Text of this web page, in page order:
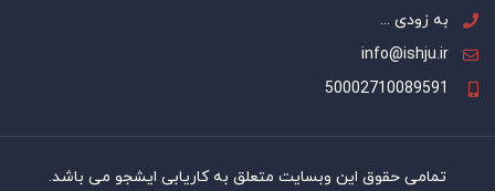
به زودی ...
info@ishju.ir
50002710089591
تمامی حقوق این وبسایت متعلق به کاریابی ایشجو می باشد.